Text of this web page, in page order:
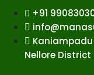
+91
Kaniampadu
Nellore District